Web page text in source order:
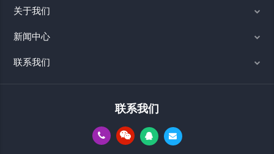
关于我们
新闻中心
联系我们
联系我们